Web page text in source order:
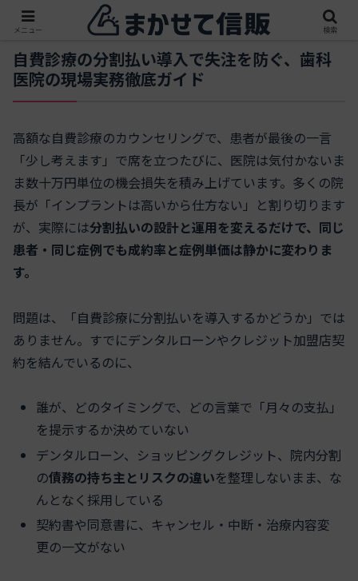
自費診療の分割払い導入で失注を防ぐ、歯科
医院の現場実務徹底ガイド
高額な自費診療のカウンセリングで、患者が最後の一言
「少し考えます」で席を立つたびに、医院は気付かないま
ま数十万円単位の機会損失を積み上げています。多くの院
長が「インプラントは高いから仕方ない」と割り切ります
が、実際には分割払いの設計と運用を変えるだけで、同じ
患者・同じ症例でも成約率と症例単価は静かに変わりま
す。
問題は、「自費診療に分割払いを導入するかどうか」では
ありません。すでにデンタルローンやクレジット加盟店契
約を結んでいるのに、
誰が、どのタイミングで、どの言葉で「月々の支払」
を提示するか決めていない
デンタルローン、ショッピングクレジット、院内分割
の債務の持ち主とリスクの違いを整理しないまま、な
んとなく採用している
契約書や同意書に、キャンセル・中断・治療内容変
更の一文がない
メニュー 検索